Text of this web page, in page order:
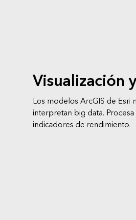
Visualización
Los modelos ArcGIS de
interpretan big data.
indicadores de rendimiento.